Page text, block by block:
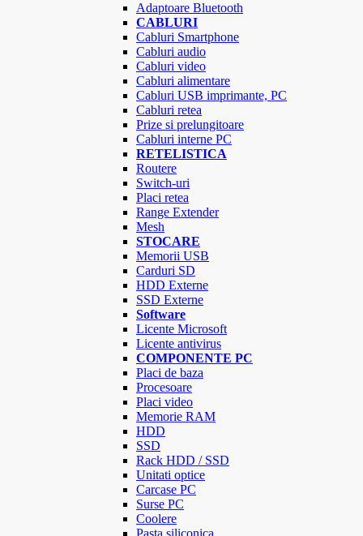
Adaptoare Bluetooth
CABLURI
Cabluri Smartphone
Cabluri audio
Cabluri video
Cabluri alimentare
Cabluri USB imprimante, PC
Cabluri retea
Prize si prelungitoare
Cabluri interne PC
RETELISTICA
Routere
Switch-uri
Placi retea
Range Extender
Mesh
STOCARE
Memorii USB
Carduri SD
HDD Externe
SSD Externe
Software
Licente Microsoft
Licente antivirus
COMPONENTE PC
Placi de baza
Procesoare
Placi video
Memorie RAM
HDD
SSD
Rack HDD / SSD
Unitati optice
Carcase PC
Surse PC
Coolere
Pasta siliconica